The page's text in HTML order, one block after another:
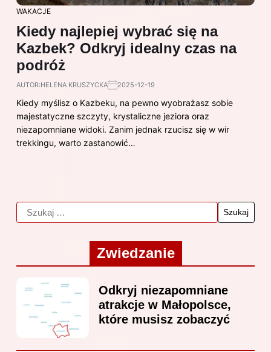
WAKACJE
Kiedy najlepiej wybrać się na
Kazbek? Odkryj idealny czas na
podróż
AUTOR:HELENA KRUSZYCKA 2025-12-19
Kiedy myślisz o Kazbeku, na pewno wyobrażasz sobie
majestatyczne szczyty, krystaliczne jeziora oraz
niezapomniane widoki. Zanim jednak rzucisz się w wir
trekkingu, warto zastanowić…
Zwiedzanie
Odkryj niezapomniane
atrakcje w Małopolsce,
które musisz zobaczyć